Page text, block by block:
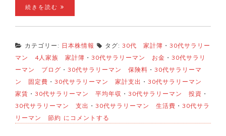
続きを読む
カテゴリー: 日本株情報 タグ: 30代 家計簿 ・ 30代サラリー
マン 4人家族 家計簿 ・ 30代サラリーマン お金 ・ 30代サラリ
ーマン ブログ ・ 30代サラリーマン 保険料 ・ 30代サラリーマ
ン 固定費 ・ 30代サラリーマン 家計支出 ・ 30代サラリーマン
家賃 ・ 30代サラリーマン 平均年収 ・ 30代サラリーマン 投資 ・
30代サラリーマン 支出 ・ 30代サラリーマン 生活費 ・ 30代サラ
リーマン 節約 30
代
にコメントする